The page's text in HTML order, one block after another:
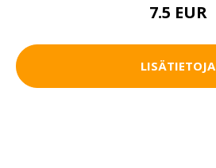
7.5 EUR
LISÄTIETOJA